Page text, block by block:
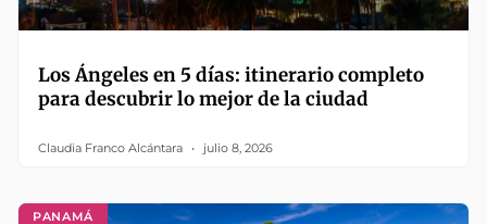
Los Ángeles en 5 días: itinerario completo
para descubrir lo mejor de la ciudad
Claudia Franco Alcántara julio 8, 2026
PANAMÁ